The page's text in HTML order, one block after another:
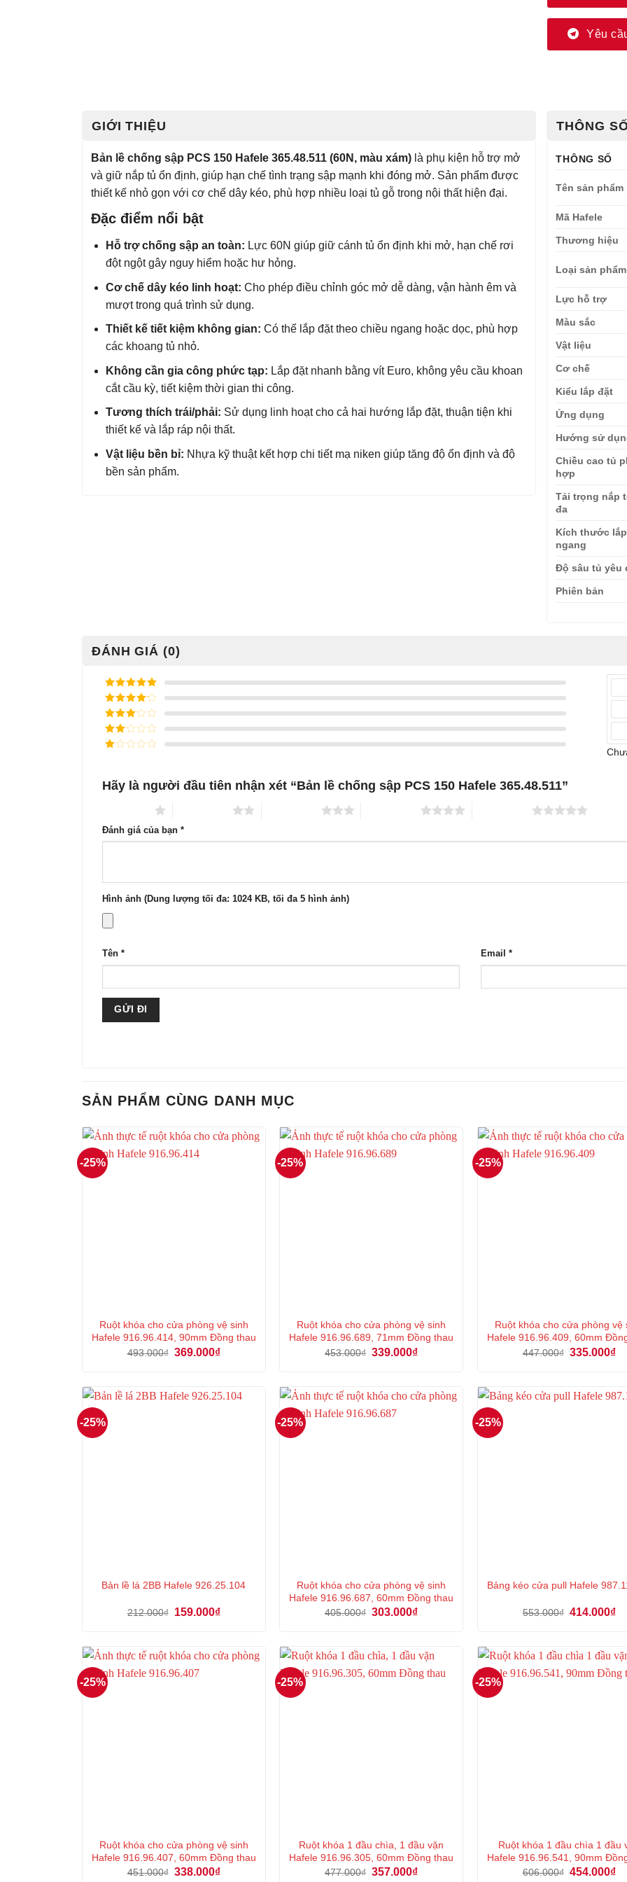
Yêu
GIỚI THIỆU
Bản lề chống sập PCS 150 Hafele 365.48.511 (60N, màu xám) là phụ kiện hỗ trợ mở
và giữ nắp tủ ổn định, giúp hạn chế tình trạng sập mạnh khi đóng mở. Sản phẩm được
thiết kế nhỏ gọn với cơ chế dây kéo, phù hợp nhiều loại tủ gỗ trong nội thất hiện đại.
Đặc điểm nổi bật
Hỗ trợ chống sập an toàn: Lực 60N giúp giữ cánh tủ ổn định khi mở, hạn chế rơi
đột ngột gây nguy hiểm hoặc hư hỏng.
Cơ chế dây kéo linh hoạt: Cho phép điều chỉnh góc mở dễ dàng, vận hành êm và
mượt trong quá trình sử dụng.
Thiết kế tiết kiệm không gian: Có thể lắp đặt theo chiều ngang hoặc dọc, phù hợp
các khoang tủ nhỏ.
Không cần gia công phức tạp: Lắp đặt nhanh bằng vít Euro, không yêu cầu khoan
cắt cầu kỳ, tiết kiệm thời gian thi công.
Tương thích trái/phải: Sử dụng linh hoạt cho cả hai hướng lắp đặt, thuận tiện khi
thiết kế và lắp ráp nội thất.
Vật liệu bền bỉ: Nhựa kỹ thuật kết hợp chi tiết mạ niken giúp tăng độ ổn định và độ
bền sản phẩm.
THÔNG
THÔNG SỐ
Tên sản phẩm
Mã Hafele
Thương hiệu
Loại sản phẩm
Lực hỗ trợ
Màu sắc
Vật liệu
Cơ chế
Kiểu lắp đặt
Ứng dụng
Hướng sử
Chiều cao tủ
hợp
Tải trọng nắp
đa
Kích thước lắp
ngang
Độ sâu tủ yêu
Phiên bản
ĐÁNH GIÁ (0)
Được xếp
hạng
5
5
sao
Được xếp
hạng
4
5
sao
Được
xếp
hạng3
Được
sao
hạng
1
Hãy là người đầu tiên nhận xét “Bản lề chống sập PCS 150 Hafele 365.48.511”
Đánh giá của bạn *
Hình ảnh (Dung lượng tối đa: 1024 KB, tối đa 5 hình ảnh)
Tên * Email *
SẢN PHẨM CÙNG DANH MỤC
-25%
Ruột khóa cho cửa phòng vệ sinh
Hafele 916.96.414, 90mm Đồng thau
493.000₫ Giá
369.000₫Giá
369.000₫.
-25%
Ruột khóa cho cửa phòng vệ sinh
Hafele 916.96.689, 71mm Đồng thau
453.000₫ Giá
339.000₫Giá
339.000₫.
-25%
Ruột khóa cho cửa phòng vệ
Hafele 916.96.409, 60mm
447.000₫ Giá
335.000₫
-25%
Bản lề lá 2BB Hafele 926.25.104
212.000₫ Giá
159.000₫Giá
159.000₫.
-25%
Ruột khóa cho cửa phòng vệ sinh
Hafele 916.96.687, 60mm Đồng thau
405.000₫ Giá
303.000₫Giá
303.000₫.
-25%
Bảng kéo cửa pull Hafele
553.000₫ Giá
414.000₫
-25%
Ruột khóa cho cửa phòng vệ sinh
Hafele 916.96.407, 60mm Đồng thau
451.000₫ Giá
338.000₫Giá
-25%
Ruột khóa 1 đầu chìa, 1 đầu vặn
Hafele 916.96.305, 60mm Đồng thau
477.000₫ Giá
357.000₫Giá
-25%
Ruột khóa 1 đầu chìa 1 đầu
Hafele 916.96.541, 90mm
606.000₫ Giá
454.000₫